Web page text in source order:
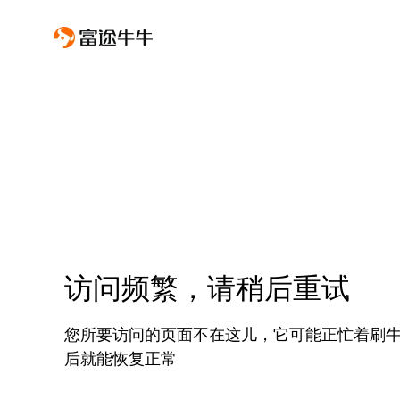
访问频繁，请稍后重试
您所要访问的页面不在这儿，它可能正忙着刷
后就能恢复正常